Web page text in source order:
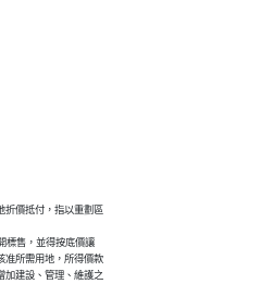
折價抵付，指以重劃區
標售，並得按底價讓
准所需用地，所得價款
加建設、管理、維護之